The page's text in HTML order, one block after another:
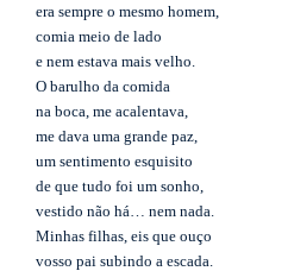
era sempre o mesmo homem,
comia meio de lado
e nem estava mais velho.
O barulho da comida
na boca, me acalentava,
me dava uma grande paz,
um sentimento esquisito
de que tudo foi um sonho,
vestido não há… nem nada.
Minhas filhas, eis que ouço
vosso pai subindo a escada.